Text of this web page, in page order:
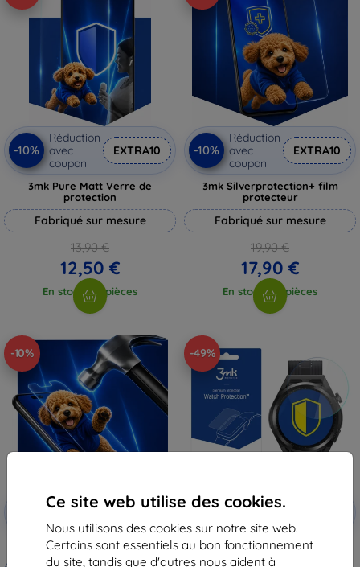
Ce site web utilise des cookies.
Nous utilisons des cookies sur notre site web.
Certains sont essentiels au bon fonctionnement
du site, tandis que d'autres nous aident à
-10%
Réduction
avec
coupon
EXTRA10
3mk Pure Matt Verre de
protection
Fabriqué sur mesure
13,90 €
12,50 €
En stock > 5 pièces
-10%
Réduction
avec
coupon
EXTRA10
3mk Silverprotection+ film
protecteur
Fabriqué sur mesure
19,90 €
17,90 €
En stock > 5 pièces
-10%
Réduction
avec
coupon
EXTRA10
3mk Hammer film protecteur
-49%
-10%
Réduction
avec
coupon
3MK FlexibleGlass Huawei Watch
GT Runner verre hybride